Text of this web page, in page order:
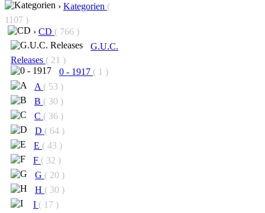
› Kategorien (
1107 )
› CD ( 766 )
G.U.C.
Releases ( 21 )
0 - 1917 ( 1 )
A ( 53 )
B ( 30 )
C ( 36 )
D ( 64 )
E ( 43 )
F ( 32 )
G ( 20 )
H ( 30 )
I ( 17 )